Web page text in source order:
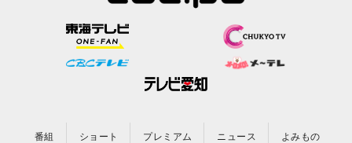
番組 ショート プレミアム ニュース よみもの